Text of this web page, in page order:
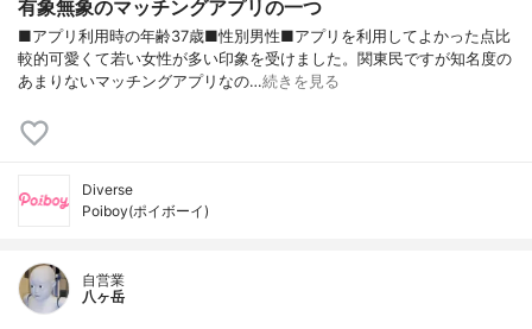
有象無象のマッチングアプリの一つ
■アプリ利用時の年齢37歳■性別男性■アプリを利用してよかった点比
較的可愛くて若い女性が多い印象を受けました。関東民ですが知名度の
あまりないマッチングアプリなの…続きを見る
Diverse
Poiboy(ポイボーイ)
自営業
八ヶ岳